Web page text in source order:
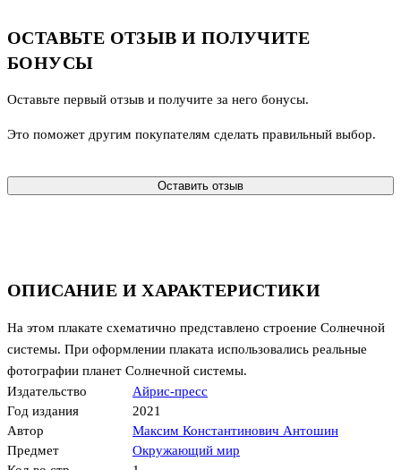
ОПИСАНИЕ И ХАРАКТЕРИСТИКИ
На этом плакате схематично представлено строение Солнечной
системы. При оформлении плаката использовались реальные
фотографии планет Солнечной системы.
Издательство
Айрис-пресс
Год издания
2021
Автор
Максим Константинович Антошин
Предмет
Окружающий мир
ОСТАВЬТЕ ОТЗЫВ И ПОЛУЧИТЕ
БОНУСЫ
Оставьте первый отзыв и получите за него бонусы.
Это поможет другим покупателям сделать правильный выбор.
Оставить отзыв